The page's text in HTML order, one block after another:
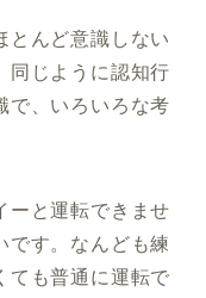
とんど意識しない
同じように認知行
で、いろいろな考
ーと運転できませ
です。なんども練
ても普通に運転で